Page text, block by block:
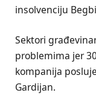
insolvenciju
Sektori
problemima jer
kompanija
Gardijan.